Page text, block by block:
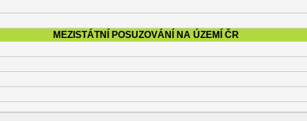
MEZISTÁTNÍ POSUZOVÁNÍ NA ÚZEMÍ ČR